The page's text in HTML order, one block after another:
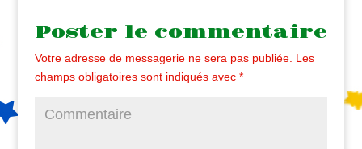
Poster le commentaire
Votre adresse de messagerie ne sera pas publiée. Les
champs obligatoires sont indiqués avec *